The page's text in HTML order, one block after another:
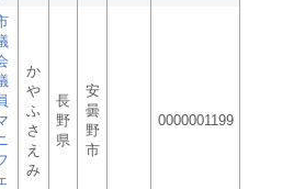
か
や
ふ
さ
え
み
長
野
県
安
曇
野
市
0000001199